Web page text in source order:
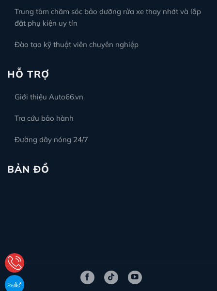
Trung tâm chăm sóc bảo dưỡng rửa xe thay nhớt và lắp
đặt phụ kiện uy tín
Đào tạo kỹ thuật viên chuyên nghiệp
HỖ TRỢ
Giới thiệu Auto66.vn
Tra cứu bảo hành
Đường dây nóng 24/7
BẢN ĐỒ